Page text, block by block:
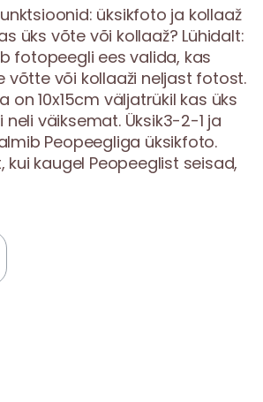
üksikfoto ja kollaaž
üks võte või kollaaž? Lühidalt:
fotopeegli ees valida, kas
võtte või kollaaži neljast fotost.
on 10x15cm väljatrükil kas üks
väiksemat. Üksik3-2-1 ja
Peopeegliga üksikfoto.
kui kaugel Peopeeglist seisad,